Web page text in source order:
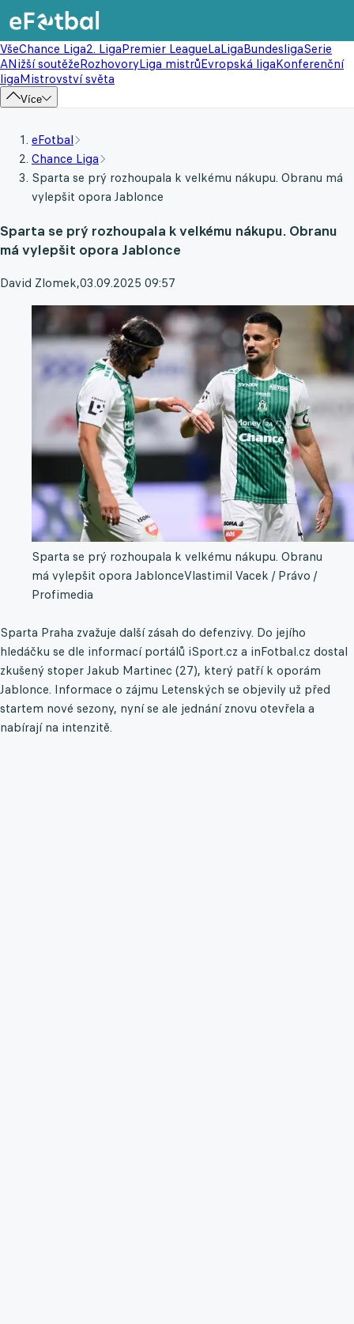
VšeChance Liga2. LigaPremier LeagueLaLigaBundesligaSerie
ANižší soutěžeRozhovoryLiga mistrůEvropská ligaKonferenční
ligaMistrovství světa
Více
eFotbal
Chance Liga
Sparta se prý rozhoupala k velkému nákupu. Obranu má
vylepšit opora Jablonce
Sparta se prý rozhoupala k velkému nákupu. Obranu
má vylepšit opora Jablonce
David Zlomek,03.09.2025 09:57
Sparta se prý rozhoupala k velkému nákupu. Obranu
má vylepšit opora JablonceVlastimil Vacek / Právo /
Profimedia
Sparta Praha zvažuje další zásah do defenzivy. Do jejího
hledáčku se dle informací portálů iSport.cz a inFotbal.cz dostal
zkušený stoper Jakub Martinec (27), který patří k oporám
Jablonce. Informace o zájmu Letenských se objevily už před
startem nové sezony, nyní se ale jednání znovu otevřela a
nabírají na intenzitě.